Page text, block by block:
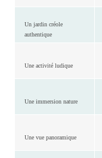
Un jardin créole
authentique
Une activité ludique
Une immersion nature
Une vue panoramique